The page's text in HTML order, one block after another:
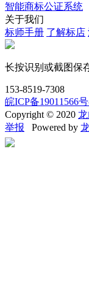
智能商标公证系统
关于我们
标师手册 了解标店
长按识别或截图保
153-8519-7308
皖ICP备19011566
Copyright © 2020
举报 Powered by